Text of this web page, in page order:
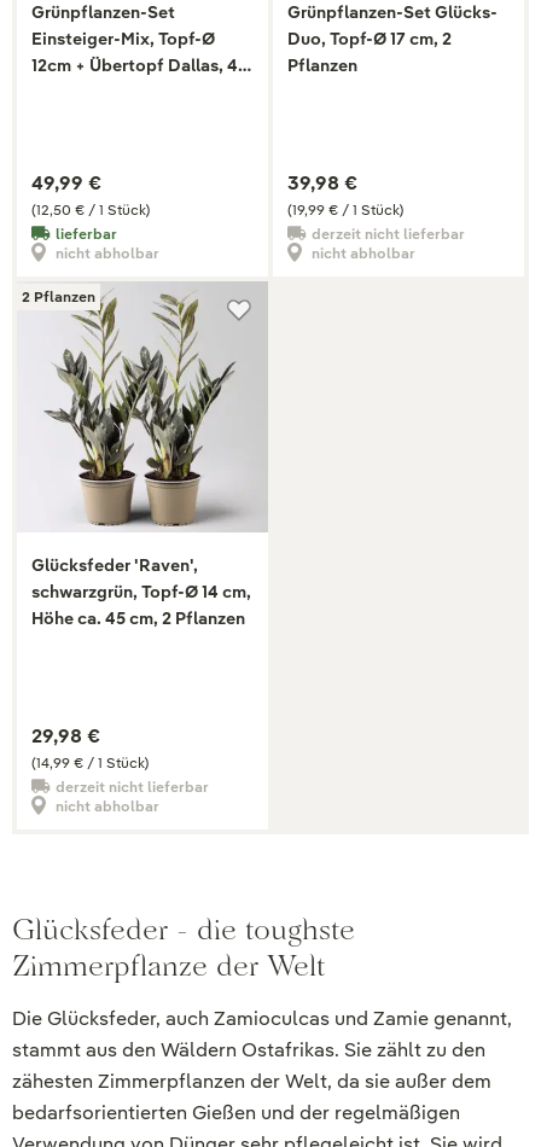
Grünpflanzen-Set
Einsteiger-Mix, Topf-Ø
12cm + Übertopf Dallas, 4
(12,50 € / 1 Stück)
49,99 €
lieferbar
nicht abholbar
Grünpflanzen-Set Glücks-
Duo, Topf-Ø 17 cm, 2
Pflanzen
(19,99 € / 1 Stück)
39,98 €
derzeit nicht lieferbar
nicht abholbar
2 Pflanzen
Glücksfeder 'Raven',
schwarzgrün, Topf-Ø 14 cm,
Höhe ca. 45 cm, 2 Pflanzen
(14,99 € / 1 Stück)
29,98 €
derzeit nicht lieferbar
nicht abholbar
Glücksfeder - die toughste
Zimmerpflanze der Welt
Die Glücksfeder, auch Zamioculcas und Zamie genannt,
stammt aus den Wäldern Ostafrikas. Sie zählt zu den
zähesten Zimmerpflanzen der Welt, da sie außer dem
bedarfsorientierten Gießen und der regelmäßigen